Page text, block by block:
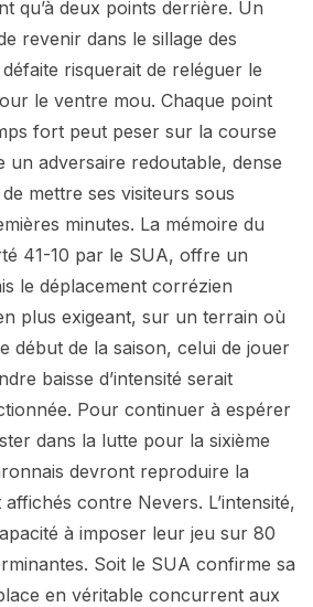
qu’à deux points derrière. Un
revenir dans le sillage des
risquerait de reléguer le
le ventre mou. Chaque point
fort peut peser sur la course
un adversaire redoutable, dense
mettre ses visiteurs sous
minutes. La mémoire du
41-10 par le SUA, offre un
le déplacement corrézien
plus exigeant, sur un terrain où
début de la saison, celui de jouer
baisse d’intensité serait
Pour continuer à espérer
dans la lutte pour la sixième
devront reproduire la
affichés contre Nevers. L’intensité,
à imposer leur jeu sur 80
Soit le SUA confirme sa
en véritable concurrent aux